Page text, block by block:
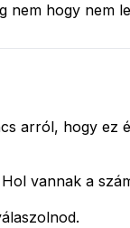
hogy nem
arról, hogy
vannak a